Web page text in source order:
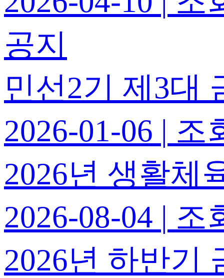
공지
민선2기 제3대
2026-01-06 | 조
2026년 생활체
2026-08-04 | 조
2026년 하반기